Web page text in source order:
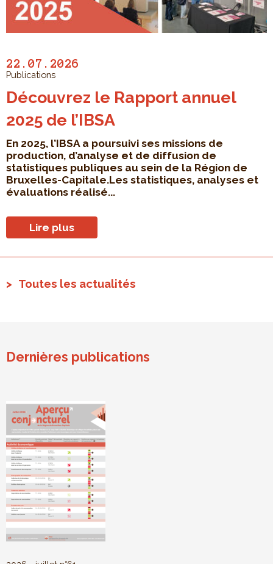
22.07.2026
Publications
Découvrez le Rapport annuel
2025 de l’IBSA
En 2025, l’IBSA a poursuivi ses missions de
production, d’analyse et de diffusion de
statistiques publiques au sein de la Région de
Bruxelles-Capitale.Les statistiques, analyses et
évaluations réalisé...
Lire plus
Toutes les actualités
Dernières publications